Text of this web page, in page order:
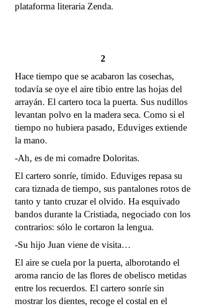
plataforma literaria Zenda.
2
Hace tiempo que se acabaron las cosechas,
todavía se oye el aire tibio entre las hojas del
arrayán. El cartero toca la puerta. Sus nudillos
levantan polvo en la madera seca. Como si el
tiempo no hubiera pasado, Eduviges extiende
la mano.
-Ah, es de mi comadre Doloritas.
El cartero sonríe, tímido. Eduviges repasa su
cara tiznada de tiempo, sus pantalones rotos de
tanto y tanto cruzar el olvido. Ha esquivado
bandos durante la Cristiada, negociado con los
contrarios: sólo le cortaron la lengua.
-Su hijo Juan viene de visita…
El aire se cuela por la puerta, alborotando el
aroma rancio de las flores de obelisco metidas
entre los recuerdos. El cartero sonríe sin
mostrar los dientes, recoge el costal en el